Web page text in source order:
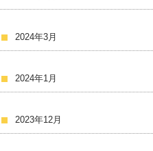
2024年3月
2024年1月
2023年12月